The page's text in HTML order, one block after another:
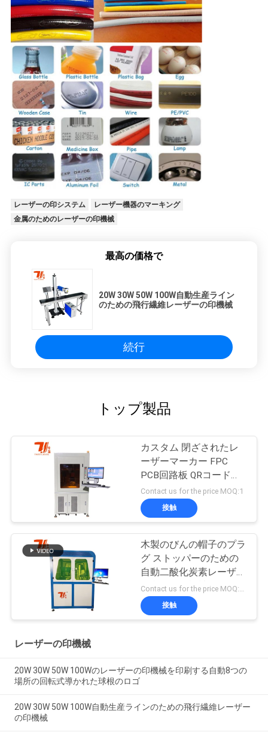
レーザーの印システム
レーザー機器のマーキング
金属のためのレーザーの印機械
最高の価格で
20W 30W 50W 100W自動生産ライン
のための飛行繊維レーザーの印機械
続行
トップ製品
カスタム 閉ざされたレ
ーザーマーカー FPC
PCB回路板 QRコードレ
ーザーマーキングマシン
Contact us for the price MOQ:1
接触
木製のびんの帽子のプラ
グ ストッパーのための
自動二酸化炭素レーザー
の印の彫版機械
接触
レーザーの印機械
20W 30W 50W 100Wのレーザーの印機械を印刷する自動8つの
場所の回転式導かれた球根のロゴ
20W 30W 50W 100W自動生産ラインのための飛行繊維レーザー
の印機械